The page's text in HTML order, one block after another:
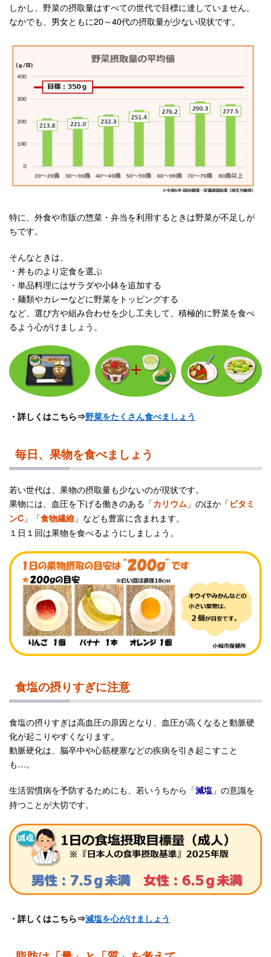
しかし、野菜の摂取量はすべての世代で目標に達していません。
なかでも、男女ともに20～40代の摂取量が少ない現状です。
特に、外食や市販の惣菜・弁当を利用するときは野菜が不足しが
ちです。
そんなときは、
・丼ものより定食を選ぶ
・単品料理にはサラダや小鉢を追加する
・麺類やカレーなどに野菜をトッピングする
など、選び方や組み合わせを少し工夫して、積極的に野菜を食べ
るよう心がけましょう。
・ 詳しくはこちら⇒野菜をたくさん食べましょう
毎日、果物を食べましょう
若い世代は、果物の摂取量も少ないのが現状です。
果物には、血圧を下げる働きのある「カリウム 」のほか「ビタミ
ンC 」「食物繊維 」なども豊富に含まれます。
１日１回は果物を食べるようにしましょう。
食塩の摂りすぎに注意
食塩の摂りすぎは高血圧の原因となり、血圧が高くなると動脈硬
化が起こりやすくなります。
動脈硬化は、脳卒中や心筋梗塞などの疾病を引き起こすこと
も…。
生活習慣病を予防するためにも、若いうちから「減塩 」の意識を
持つことが大切です。
・ 詳しくはこちら⇒減塩を心がけましょう